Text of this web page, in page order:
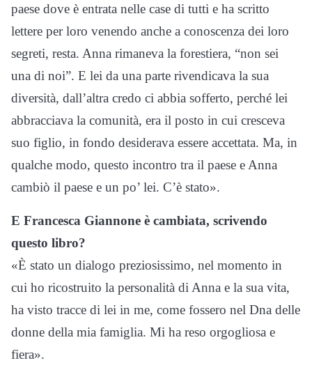
paese dove è entrata nelle case di tutti e ha scritto
lettere per loro venendo anche a conoscenza dei loro
segreti, resta. Anna rimaneva la forestiera, “non sei
una di noi”. E lei da una parte rivendicava la sua
diversità, dall’altra credo ci abbia sofferto, perché lei
abbracciava la comunità, era il posto in cui cresceva
suo figlio, in fondo desiderava essere accettata. Ma, in
qualche modo, questo incontro tra il paese e Anna
cambiò il paese e un po’ lei. C’è stato».
E Francesca Giannone è cambiata, scrivendo
questo libro?
«È stato un dialogo preziosissimo, nel momento in
cui ho ricostruito la personalità di Anna e la sua vita,
ha visto tracce di lei in me, come fossero nel Dna delle
donne della mia famiglia. Mi ha reso orgogliosa e
fiera».